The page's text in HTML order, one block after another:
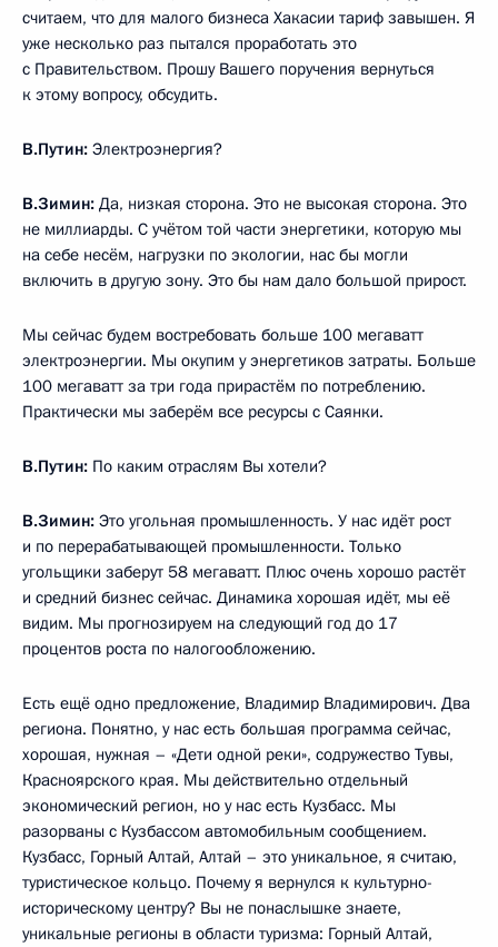
считаем, что для малого бизнеса Хакасии тариф завышен. Я
уже несколько раз пытался проработать это
с Правительством. Прошу Вашего поручения вернуться
к этому вопросу, обсудить.
В.Путин: Электроэнергия?
В.Зимин: Да, низкая сторона. Это не высокая сторона. Это
не миллиарды. С учётом той части энергетики, которую мы
на себе несём, нагрузки по экологии, нас бы могли
включить в другую зону. Это бы нам дало большой прирост.
Мы сейчас будем востребовать больше 100 мегаватт
электроэнергии. Мы окупим у энергетиков затраты. Больше
100 мегаватт за три года прирастём по потреблению.
Практически мы заберём все ресурсы с Саянки.
В.Путин: По каким отраслям Вы хотели?
В.Зимин: Это угольная промышленность. У нас идёт рост
и по перерабатывающей промышленности. Только
угольщики заберут 58 мегаватт. Плюс очень хорошо растёт
и средний бизнес сейчас. Динамика хорошая идёт, мы её
видим. Мы прогнозируем на следующий год до 17
процентов роста по налогообложению.
Есть ещё одно предложение, Владимир Владимирович. Два
региона. Понятно, у нас есть большая программа сейчас,
хорошая, нужная – «Дети одной реки», содружество Тувы,
Красноярского края. Мы действительно отдельный
экономический регион, но у нас есть Кузбасс. Мы
разорваны с Кузбассом автомобильным сообщением.
Кузбасс, Горный Алтай, Алтай – это уникальное, я считаю,
туристическое кольцо. Почему я вернулся к культурно-
историческому центру? Вы не понаслышке знаете,
уникальные регионы в области туризма: Горный Алтай,